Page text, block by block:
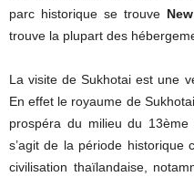
parc historique se trouve
trouve la plupart des
La visite de Sukhotai est une
En effet le royaume de
prospéra du milieu du
s’agit de la période historique
civilisation thaïlandaise,